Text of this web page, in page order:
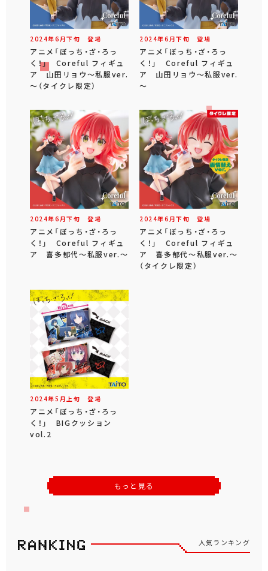
2024年6 月下旬 登場
アニメ「ぼっち・ざ・ろっ
く！」 Coreful フィギュ
ア 山田リョウ～私服ver.
～（タイクレ限定）
2024年6 月下旬 登場
アニメ「ぼっち・ざ・ろっ
く！」 Coreful フィギュ
ア 山田リョウ～私服ver.
～
2024年6 月下旬 登場
アニメ「ぼっち・ざ・ろっ
く！」 Coreful フィギュ
ア 喜多郁代～私服ver.～
2024年6 月下旬 登場
アニメ「ぼっち・ざ・ろっ
く！」 Coreful フィギュ
ア 喜多郁代～私服ver.～
（タイクレ限定）
2024年5 月 上旬 登場
アニメ「ぼっち・ざ・ろっ
く！」 BIGクッション
vol.2
もっと見る
人気ランキング